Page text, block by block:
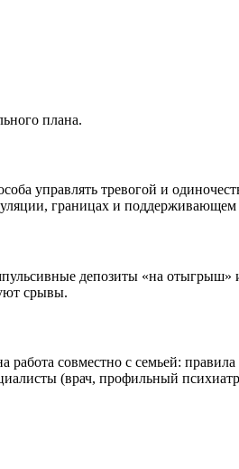
плана.
управлять тревогой и
границах и
депозиты «на
срывы.
совместно с семьей:
(врач, профильный